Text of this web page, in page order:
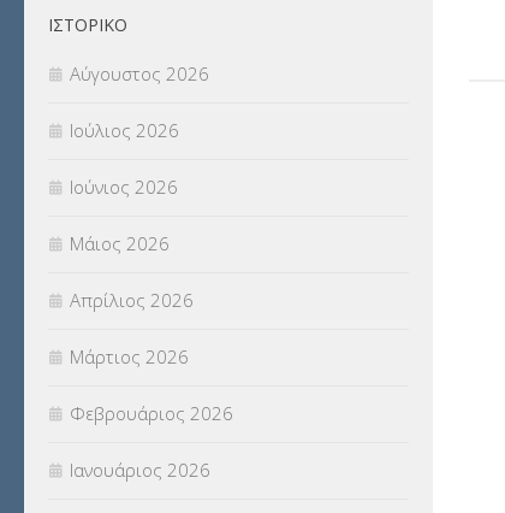
(18)
ΣΥΝΤΑΞΕΙΣ(12)
ΙΣΤΟΡΙΚΌ
Αύγουστος 2026
Ιούλιος 2026
Ιούνιος 2026
Μάιος 2026
Απρίλιος 2026
Μάρτιος 2026
Φεβρουάριος 2026
Ιανουάριος 2026